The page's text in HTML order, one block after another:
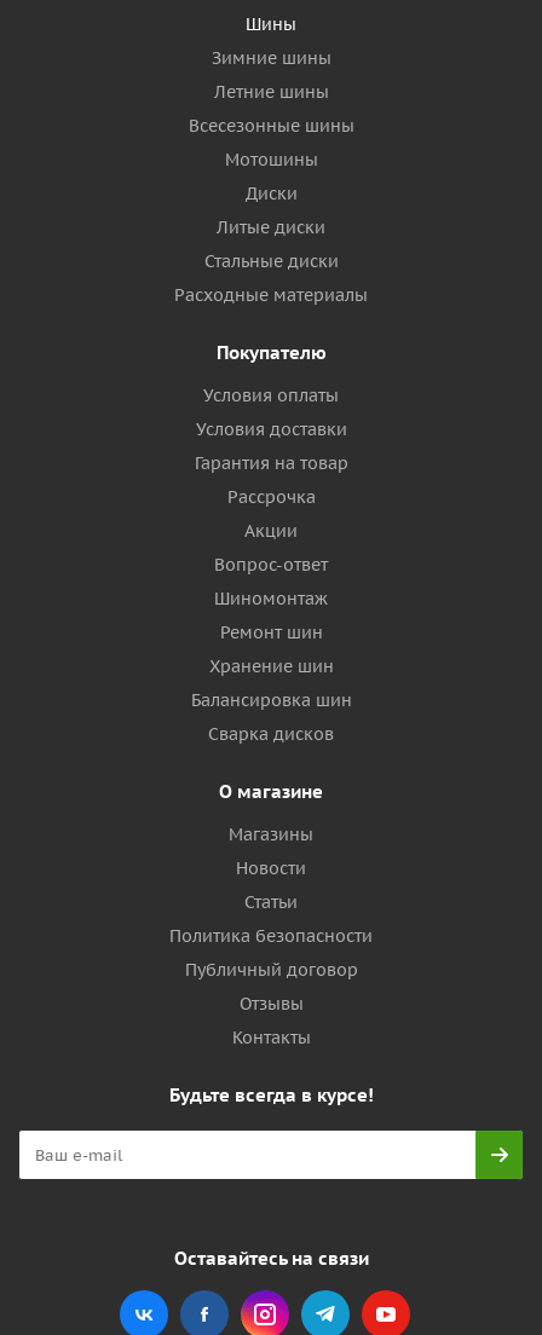
Шины
Зимние шины
Летние шины
Всесезонные шины
Мотошины
Диски
Литые диски
Стальные диски
Расходные материалы
Покупателю
Условия оплаты
Условия доставки
Гарантия на товар
Рассрочка
Акции
Вопрос-ответ
Шиномонтаж
Ремонт шин
Хранение шин
Балансировка шин
Сварка дисков
О магазине
Магазины
Новости
Статьи
Политика безопасности
Публичный договор
Отзывы
Контакты
Будьте всегда в курсе!
Оставайтесь на связи